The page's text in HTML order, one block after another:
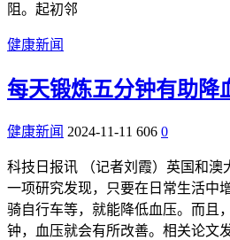
阻。起初邻
健康新闻
每天锻炼五分钟有助降
健康新闻 2024-11-11 606 0
科技日报讯 （记者刘霞）英国和澳
一项研究发现，只要在日常生活中
骑自行车等，就能降低血压。而且
钟，血压就会有所改善。相关论文